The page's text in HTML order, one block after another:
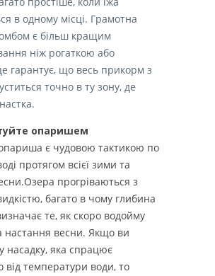
в одному місці. Грамотна
є більш кращим
ніж рогаткою або
гарантує, що весь прикорм з
точно в ту зону, де
опаришем
є чудовою тактикою по
протягом всієї зими та
прогріваються з
багато в чому глибина
те, як скоро водойму
настання весни. Якщо ви
насадку, яка спрацює
від температури води, то